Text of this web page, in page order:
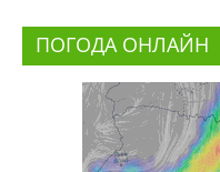
ПОГОДА ОНЛАЙН